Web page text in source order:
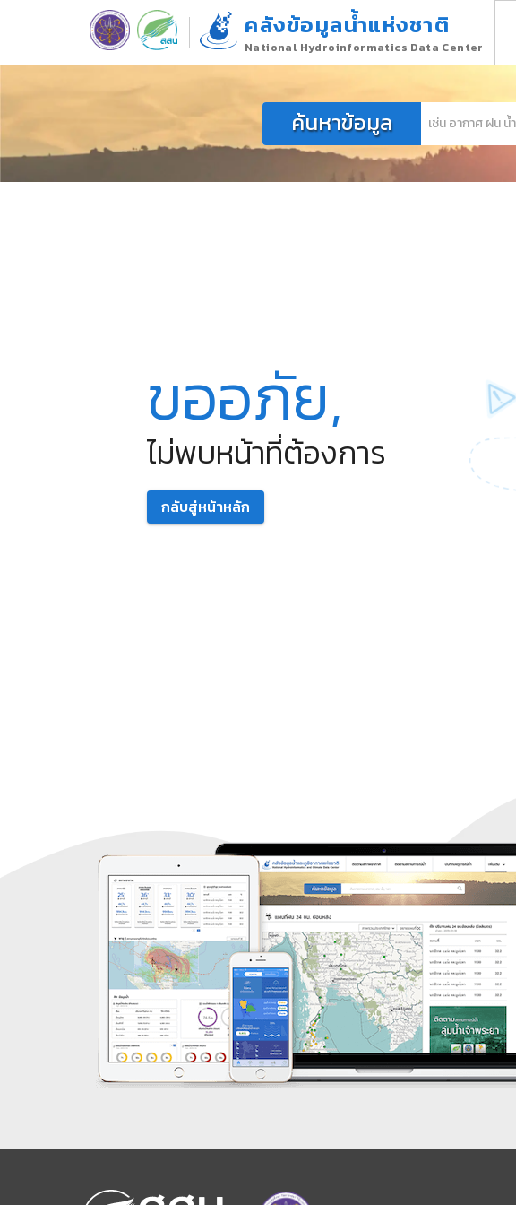
คลังข้อมูลน้ำแห่งชาติ
National Hydroinformatics Data Center
ค้นหาข้อมูล
ขออภัย,
ไม่พบหน้าที่ต้องการ
กลับสู่หน้าหลัก